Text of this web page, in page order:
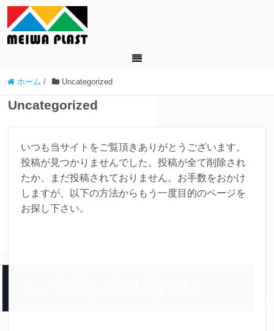
ホーム / Uncategorized
Uncategorized
いつも当サイトをご覧頂きありがとうございます。
投稿が見つかりませんでした。投稿が全て削除され
たか、まだ投稿されておりません。お手数をおかけ
しますが、以下の方法からもう一度目的のページを
お探し下さい。